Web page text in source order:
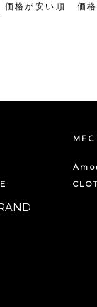
価格が安い順 価
CLOT